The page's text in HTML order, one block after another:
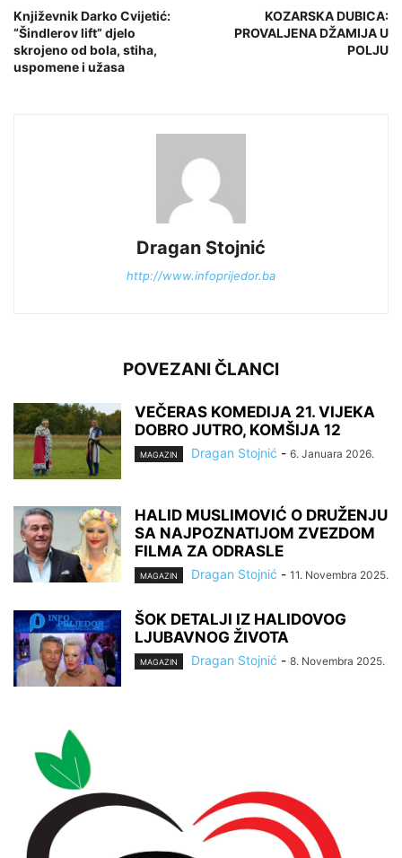
Književnik Darko Cvijetić:
“Šindlerov lift” djelo
skrojeno od bola, stiha,
uspomene i užasa
KOZARSKA DUBICA:
PROVALJENA DŽAMIJA U
POLJU
Dragan Stojnić
http://www.infoprijedor.ba
POVEZANI ČLANCI
VEČERAS KOMEDIJA 21. VIJEKA
DOBRO JUTRO, KOMŠIJA 12
MAGAZIN Dragan Stojnić - 6. Januara 2026.
HALID MUSLIMOVIĆ O DRUŽENJU
SA NAJPOZNATIJOM ZVEZDOM
FILMA ZA ODRASLE
MAGAZIN Dragan Stojnić - 11. Novembra 2025.
ŠOK DETALJI IZ HALIDOVOG
LJUBAVNOG ŽIVOTA
MAGAZIN Dragan Stojnić - 8. Novembra 2025.